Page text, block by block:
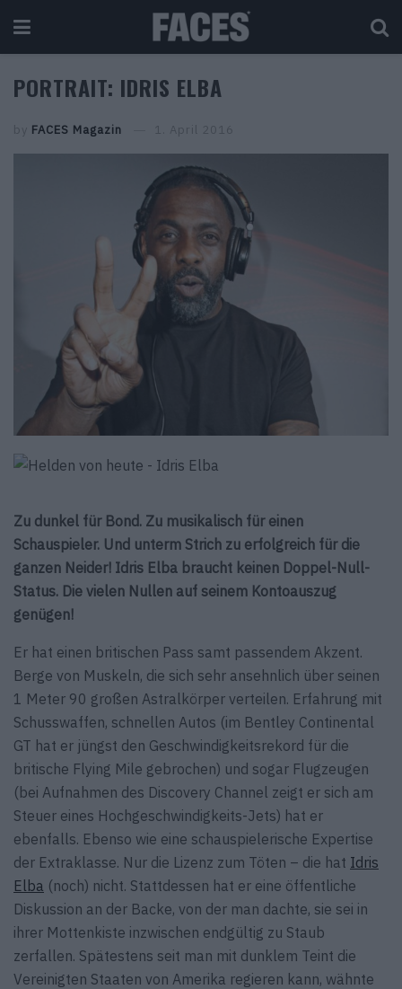
PORTRAIT: IDRIS ELBA
by FACES Magazin 1. April 2016
Zu dunkel für Bond. Zu musikalisch für einen
Schauspieler. Und unterm Strich zu erfolgreich für die
ganzen Neider! Idris Elba braucht keinen Doppel-Null-
Status. Die vielen Nullen auf seinem Kontoauszug
genügen!
Er hat einen britischen Pass samt passendem Akzent.
Berge von Muskeln, die sich sehr ansehnlich über seinen
1 Meter 90 großen Astralkörper verteilen. Erfahrung mit
Schusswaffen, schnellen Autos (im Bentley Continental
GT hat er jüngst den Geschwindigkeitsrekord für die
britische Flying Mile gebrochen) und sogar Flugzeugen
(bei Aufnahmen des Discovery Channel zeigt er sich am
Steuer eines Hochgeschwindigkeits-Jets) hat er
ebenfalls. Ebenso wie eine schauspielerische Expertise
der Extraklasse. Nur die Lizenz zum Töten – die hat Idris
Elba (noch) nicht. Stattdessen hat er eine öffentliche
Diskussion an der Backe, von der man dachte, sie sei in
ihrer Mottenkiste inzwischen endgültig zu Staub
zerfallen. Spätestens seit man mit dunklem Teint die
Vereinigten Staaten von Amerika regieren kann, wähnte